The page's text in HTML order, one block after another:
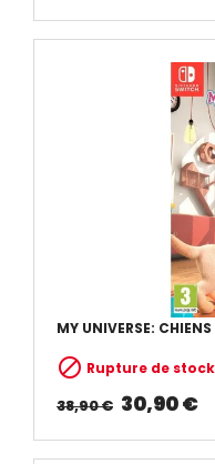
MY UNIVERSE:
 Rupture de stock
38,90 € 30,90 €